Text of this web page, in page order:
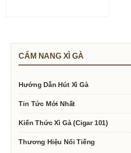
CẨM NANG XÌ GÀ
Hướng Dẫn Hút Xì Gà
Tin Tức Mới Nhất
Kiến Thức Xì Gà (Cigar 101)
Thương Hiệu Nổi Tiếng